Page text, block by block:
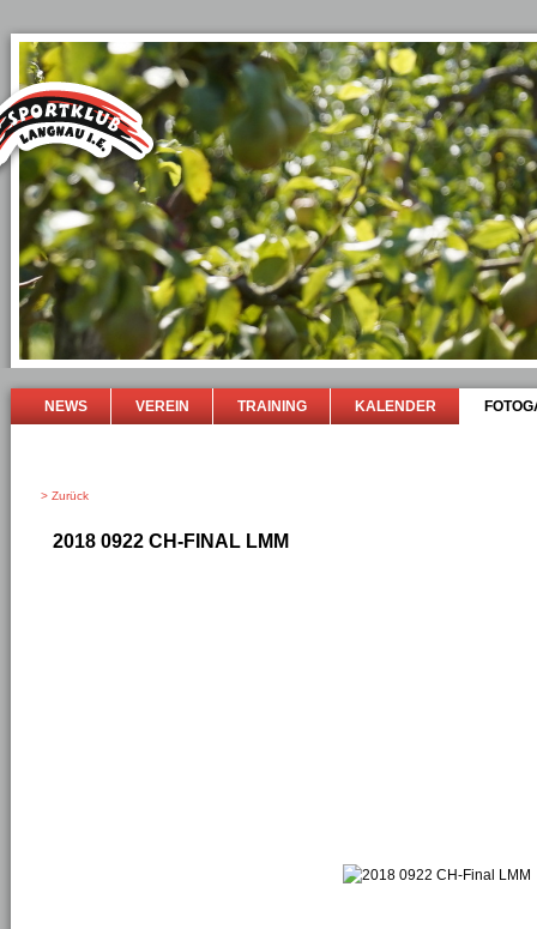
NEWS VEREIN TRAINING KALENDER
> Zurück
2018 0922 CH-FINAL LMM